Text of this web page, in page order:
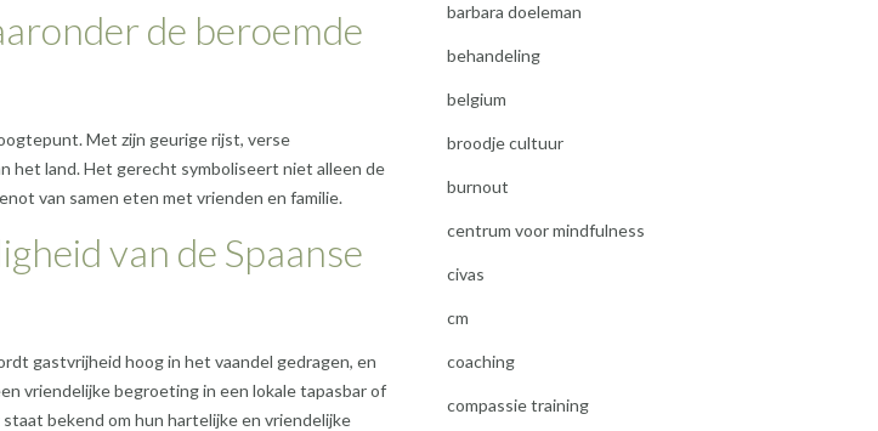
de beroemde
Met zijn geurige rijst, verse
het land. Het gerecht symboliseert niet alleen de
van samen eten met vrienden en familie.
van de Spaanse
gastvrijheid hoog in het vaandel gedragen, en
vriendelijke begroeting in een lokale tapasbar of
bekend om hun hartelijke en vriendelijke
barbara doeleman
behandeling
belgium
broodje cultuur
burnout
centrum voor mindfulness
civas
cm
coaching
compassie training